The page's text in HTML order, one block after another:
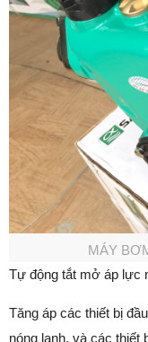
MÁY
Tự động tắt mở áp lực
Tăng áp các thiết bị
nóng lạnh, và các thiết